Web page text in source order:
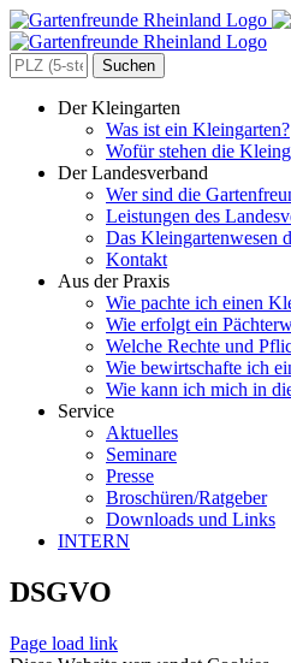
Zum
Inhalt
springen
Search
for:
Der Kleingarten
Was ist ein Kleingarten?
Wofür stehen die
Der Landesverband
Wer sind die
Leistungen des
Das Kleingartenwesen
Kontakt
Aus der Praxis
Wie pachte ich einen
Wie erfolgt ein
Welche Rechte und
Wie bewirtschafte ich
Wie kann ich mich in
Service
Aktuelles
Seminare
Presse
Broschüren/Ratgeber
Downloads und Links
INTERN
DSGVO
Page load link